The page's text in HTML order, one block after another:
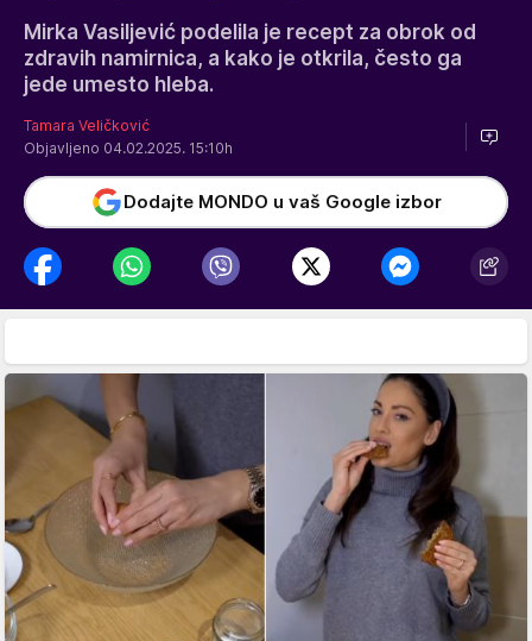
Mirka Vasiljević podelila je recept za obrok od
zdravih namirnica, a kako je otkrila, često ga
jede umesto hleba.
Tamara Veličković
Objavljeno 04.02.2025. 15:10h
Dodajte MONDO u vaš Google izbor